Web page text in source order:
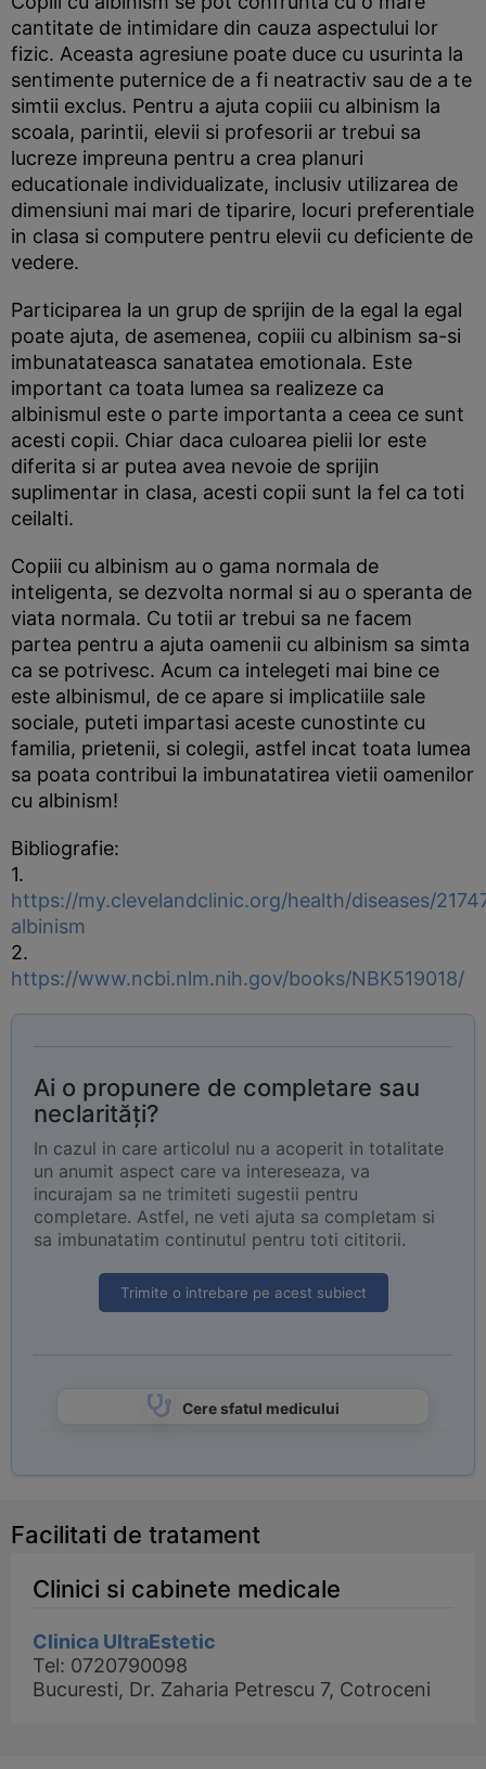
cantitate de intimidare din cauza aspectului lor
fizic. Aceasta agresiune poate duce cu usurinta la
sentimente puternice de a fi neatractiv sau de a te
simtii exclus. Pentru a ajuta copiii cu albinism la
scoala, parintii, elevii si profesorii ar trebui sa
lucreze impreuna pentru a crea planuri
educationale individualizate, inclusiv utilizarea de
dimensiuni mai mari de tiparire, locuri preferentiale
in clasa si computere pentru elevii cu deficiente de
vedere.
Participarea la un grup de sprijin de la egal la egal
poate ajuta, de asemenea, copiii cu albinism sa-si
imbunatateasca sanatatea emotionala. Este
important ca toata lumea sa realizeze ca
albinismul este o parte importanta a ceea ce sunt
acesti copii. Chiar daca culoarea pielii lor este
diferita si ar putea avea nevoie de sprijin
suplimentar in clasa, acesti copii sunt la fel ca toti
ceilalti.
Copiii cu albinism au o gama normala de
inteligenta, se dezvolta normal si au o speranta de
viata normala. Cu totii ar trebui sa ne facem
partea pentru a ajuta oamenii cu albinism sa simta
ca se potrivesc. Acum ca intelegeti mai bine ce
este albinismul, de ce apare si implicatiile sale
sociale, puteti impartasi aceste cunostinte cu
familia, prietenii, si colegii, astfel incat toata lumea
sa poata contribui la imbunatatirea vietii oamenilor
cu albinism!
Bibliografie:
1.
https://my.clevelandclinic.org/health/diseases/
albinism
2.
https://www.ncbi.nlm.nih.gov/books/NBK519018/
Ai o propunere de completare sau
neclarități?
In cazul in care articolul nu a acoperit in totalitate
un anumit aspect care va intereseaza, va
incurajam sa ne trimiteti sugestii pentru
completare. Astfel, ne veti ajuta sa completam si
sa imbunatatim continutul pentru toti cititorii.
Trimite o intrebare pe acest subiect
Cere sfatul medicului
Facilitati de tratament
Clinici si cabinete medicale
Clinica UltraEstetic
Tel: 0720790098
Bucuresti, Dr. Zaharia Petrescu 7, Cotroceni